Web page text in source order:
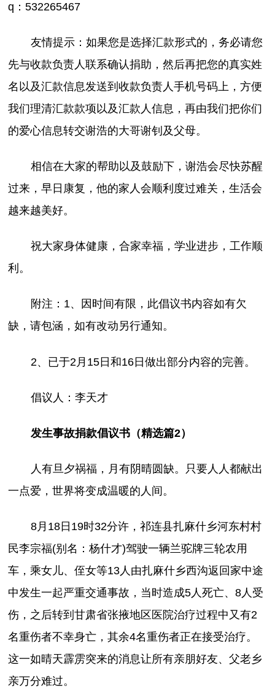
q：532265467
友情提示：如果您是选择汇款形式的，务必请您
先与收款负责人联系确认捐助，然后再把您的真实姓
名以及汇款信息发送到收款负责人手机号码上，方便
我们理清汇款款项以及汇款人信息，再由我们把你们
的爱心信息转交谢浩的大哥谢钊及父母。
相信在大家的帮助以及鼓励下，谢浩会尽快苏醒
过来，早日康复，他的家人会顺利度过难关，生活会
越来越美好。
祝大家身体健康，合家幸福，学业进步，工作顺
利。
附注：1、因时间有限，此倡议书内容如有欠
缺，请包涵，如有改动另行通知。
2、已于2月15日和16日做出部分内容的完善。
倡议人：李天才
发生事故捐款倡议书（精选篇2）
人有旦夕祸福，月有阴晴圆缺。只要人人都献出
一点爱，世界将变成温暖的人间。
8月18日19时32分许，祁连县扎麻什乡河东村村
民李宗福(别名：杨什才)驾驶一辆兰驼牌三轮农用
车，乘女儿、侄女等13人由扎麻什乡西沟返回家中途
中发生一起严重交通事故，当时造成5人死亡、8人受
伤，之后转到甘肃省张掖地区医院治疗过程中又有2
名重伤者不幸身亡，其余4名重伤者正在接受治疗。
这一如晴天霹雳突来的消息让所有亲朋好友、父老乡
亲万分难过。